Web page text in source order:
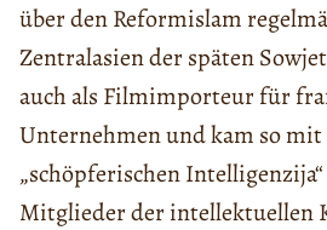
über den Reformislam
Zentralasien der späten
auch als Filmimporteur für
Unternehmen und kam so
„schöpferischen
Mitglieder der intellektuellen